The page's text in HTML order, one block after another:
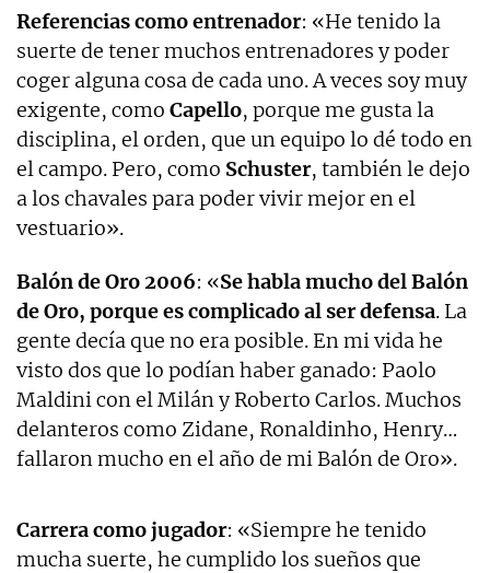
Referencias como entrenador: «He tenido la
suerte de tener muchos entrenadores y poder
coger alguna cosa de cada uno. A veces soy muy
exigente, como Capello, porque me gusta la
disciplina, el orden, que un equipo lo dé todo en
el campo. Pero, como Schuster, también le dejo
a los chavales para poder vivir mejor en el
vestuario».
Balón de Oro 2006: «Se habla mucho del Balón
de Oro, porque es complicado al ser defensa. La
gente decía que no era posible. En mi vida he
visto dos que lo podían haber ganado: Paolo
Maldini con el Milán y Roberto Carlos. Muchos
delanteros como Zidane, Ronaldinho, Henry…
fallaron mucho en el año de mi Balón de Oro».
Carrera como jugador: «Siempre he tenido
mucha suerte, he cumplido los sueños que